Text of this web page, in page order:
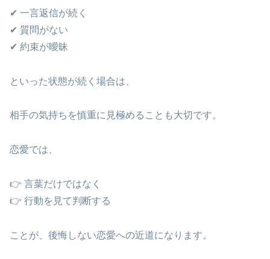
✔ 一言返信が続く
✔ 質問がない
✔ 約束が曖昧
といった状態が続く場合は、
相手の気持ちを慎重に見極めることも大切です。
恋愛では、
👉 言葉だけではなく
👉 行動を見て判断する
ことが、後悔しない恋愛への近道になります。